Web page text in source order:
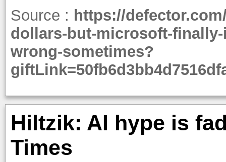
Source : https://
dollars-but-microsoft-
wrong-sometimes?
Hiltzik: AI hype is
Times